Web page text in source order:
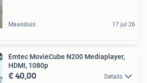
Maassluis 17 jul 26
Emtec MovieCube N200 Mediaplayer,
HDMI, 1080p
€ 40,00 Details